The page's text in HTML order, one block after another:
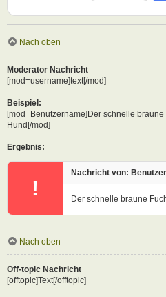
Nach oben
Moderator Nachricht
[mod=username]text[/mod]
Beispiel:
[mod=Benutzername]Der schnelle
Hund[/mod]
Ergebnis:
!
Nachricht von:
Der schnelle braune
Nach oben
Off-topic Nachricht
[offtopic]Text[/offtopic]